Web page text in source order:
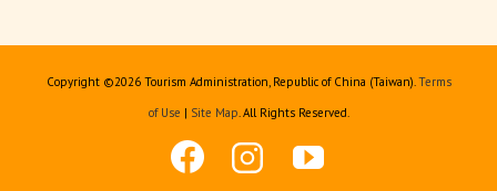
Copyright ©2026 Tourism Administration, Republic of China (Taiwan).Terms
of Use | Site Map. All Rights Reserved.